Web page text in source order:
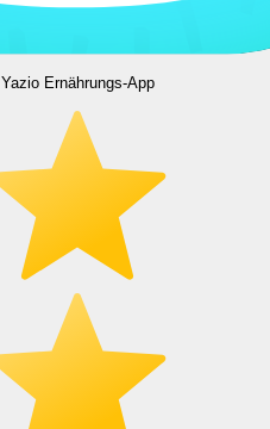
Yazio Ernährungs-App